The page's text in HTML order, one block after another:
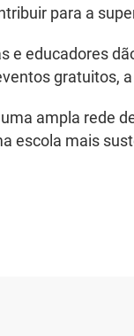
para a
e educadores
gratuitos,
ampla rede
escola mais